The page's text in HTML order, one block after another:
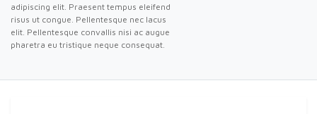
adipiscing elit. Praesent tempus eleifend
risus ut congue. Pellentesque nec lacus
elit. Pellentesque convallis nisi ac augue
pharetra eu tristique neque consequat.